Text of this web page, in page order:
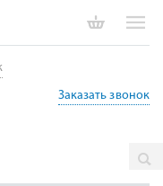
Заказать звонок